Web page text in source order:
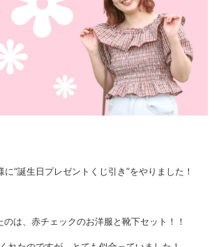
“誕生日プレゼントくじ引き”をやりました！
のは、赤チェックのお洋服と靴下セット！！